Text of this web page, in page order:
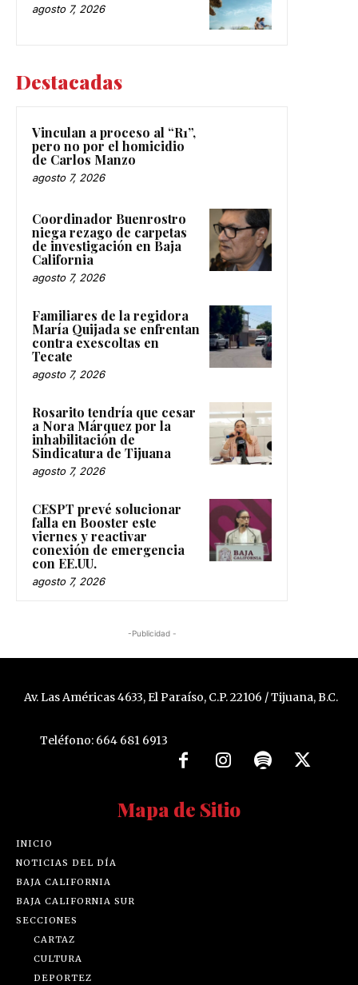
agosto 7, 2026
Destacadas
Vinculan a proceso al “R1”,
pero no por el homicidio
de Carlos Manzo
agosto 7, 2026
Coordinador Buenrostro
niega rezago de carpetas
de investigación en Baja
California
agosto 7, 2026
Familiares de la regidora
María Quijada se enfrentan
contra exescoltas en
Tecate
agosto 7, 2026
Rosarito tendría que cesar
a Nora Márquez por la
inhabilitación de
Sindicatura de Tijuana
agosto 7, 2026
CESPT prevé solucionar
falla en Booster este
viernes y reactivar
conexión de emergencia
con EE.UU.
agosto 7, 2026
-Publicidad -
Av. Las Américas 4633, El Paraíso, C.P. 22106 / Tijuana, B.C.
Teléfono: 664 681 6913
Mapa de Sitio
INICIO
NOTICIAS DEL DÍA
BAJA CALIFORNIA
BAJA CALIFORNIA SUR
SECCIONES
CARTAZ
CULTURA
DEPORTEZ